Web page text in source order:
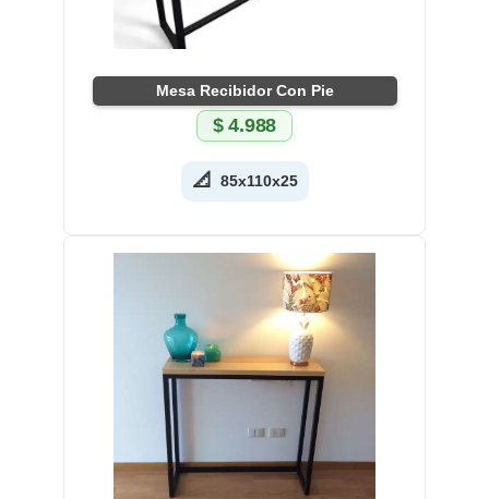
Mesa Recibidor Con Pie
$4.988
📐 85x110x25